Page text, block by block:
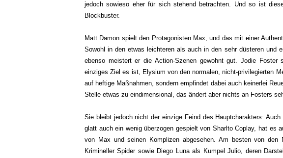
jedoch sowieso eher für sich stehend betrachten. Und so ist
Blockbuster.
Matt Damon spielt den Protagonisten Max, und das mit einer
Sowohl in den etwas leichteren als auch in den sehr düsteren und
ebenso meistert er die Action-Szenen gewohnt gut. Jodie Foster
einziges Ziel es ist, Elysium von den normalen, nicht-privilegierten
auf heftige Maßnahmen, sondern empfindet dabei auch keinerlei
Stelle etwas zu eindimensional, das ändert aber nichts an Fosters
Sie bleibt jedoch nicht der einzige Feind des Hauptcharakters:
glatt auch ein wenig überzogen gespielt von Sharlto Coplay, hat es
von Max und seinen Komplizen abgesehen. Am besten von den
Krimineller Spider sowie Diego Luna als Kumpel Julio, deren